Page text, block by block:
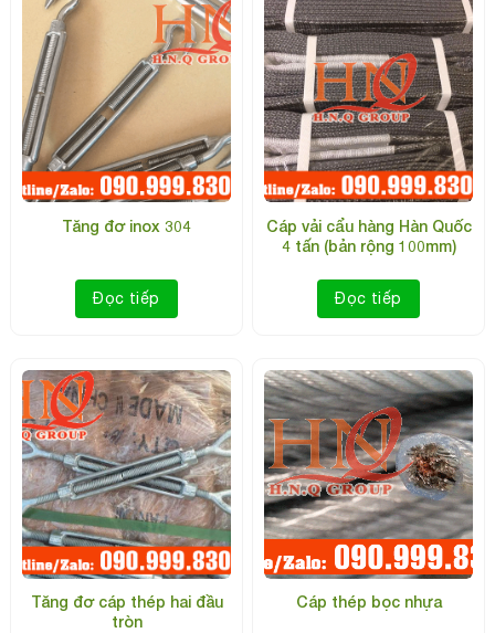
Tăng đơ inox 304
Đọc tiếp
Cáp vải cẩu hàng Hàn Quốc
4 tấn (bản rộng 100mm)
Đọc tiếp
Tăng đơ cáp thép hai đầu
tròn
Cáp thép bọc nhựa